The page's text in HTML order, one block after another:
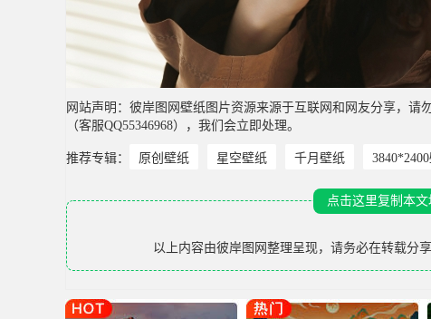
网站声明：彼岸图网壁纸图片资源来源于互联网和网友分享，
（客服QQ55346968），我们会立即处理。
推荐专辑： 原创壁纸 星空壁纸 千月壁纸
点击这里复制本
以上内容由彼岸图网 整理呈现，请务必在转载分